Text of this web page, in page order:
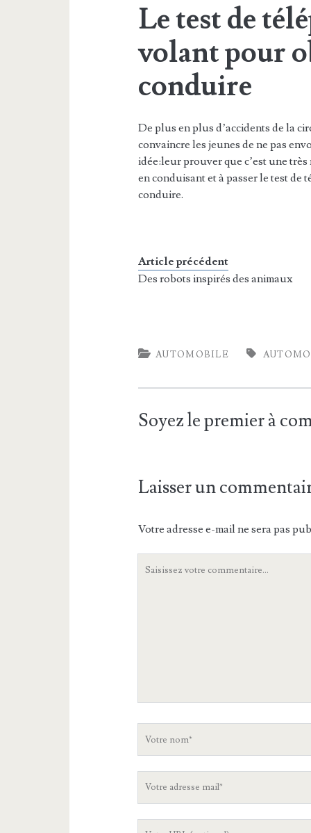
Le test de
volant pour
conduire
De plus en plus d’accidents de la
convaincre les jeunes de ne pas
idée:leur prouver que c’est une
en conduisant et à passer le test
conduire.
Article précédent
Des robots inspirés des animaux
AUTOMOBILE
Soyez le premier à
Laisser un
Votre adresse e-mail ne sera pas